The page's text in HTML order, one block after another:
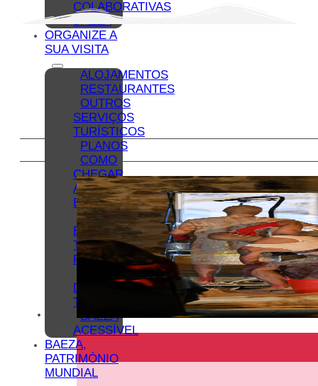
COLABORATIVAS
BAEZA
ORGANIZE A
SUA VISITA
ALOJAMENTOS
RESTAURANTES
OUTROS
SERVIÇOS
TURÍSTICOS
PLANOS
COMO
CHEGAR
A
BAEZA
ESTACIONAMENTO
E
TRANSPORTES
PÚBLICOS
DE
TURISMO
BAEZA
ACESSÍVEL
BAEZA,
PATRIMÓNIO
MUNDIAL